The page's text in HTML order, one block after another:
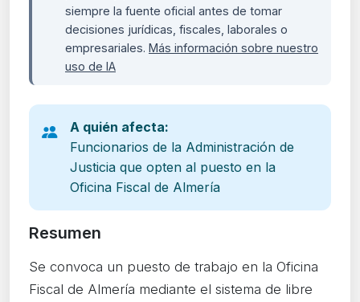
siempre la fuente oficial antes de tomar
decisiones jurídicas, fiscales, laborales o
empresariales. Más información sobre nuestro
uso de IA
A quién afecta:
Funcionarios de la Administración de
Justicia que opten al puesto en la
Oficina Fiscal de Almería
Resumen
Se convoca un puesto de trabajo en la Oficina
Fiscal de Almería mediante el sistema de libre